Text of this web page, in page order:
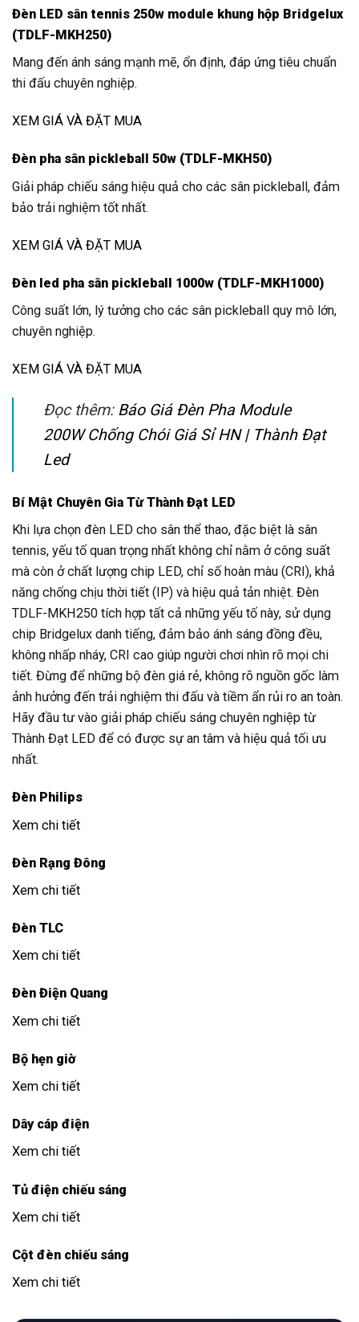
Đèn LED sân tennis 250w module khung hộp Bridgelux
(TDLF-MKH250)
Mang đến ánh sáng mạnh mẽ, ổn định, đáp ứng tiêu chuẩn
thi đấu chuyên nghiệp.
XEM GIÁ VÀ ĐẶT MUA
Đèn pha sân pickleball 50w (TDLF-MKH50)
Giải pháp chiếu sáng hiệu quả cho các sân pickleball, đảm
bảo trải nghiệm tốt nhất.
XEM GIÁ VÀ ĐẶT MUA
Đèn led pha sân pickleball 1000w (TDLF-MKH1000)
Công suất lớn, lý tưởng cho các sân pickleball quy mô lớn,
chuyên nghiệp.
XEM GIÁ VÀ ĐẶT MUA
Đọc thêm: Báo Giá Đèn Pha Module
200W Chống Chói Giá Sỉ HN | Thành Đạt
Led
Bí Mật Chuyên Gia Từ Thành Đạt LED
Khi lựa chọn đèn LED cho sân thể thao, đặc biệt là sân
tennis, yếu tố quan trọng nhất không chỉ nằm ở công suất
mà còn ở chất lượng chip LED, chỉ số hoàn màu (CRI), khả
năng chống chịu thời tiết (IP) và hiệu quả tản nhiệt. Đèn
TDLF-MKH250 tích hợp tất cả những yếu tố này, sử dụng
chip Bridgelux danh tiếng, đảm bảo ánh sáng đồng đều,
không nhấp nháy, CRI cao giúp người chơi nhìn rõ mọi chi
tiết. Đừng để những bộ đèn giá rẻ, không rõ nguồn gốc làm
ảnh hưởng đến trải nghiệm thi đấu và tiềm ẩn rủi ro an toàn.
Hãy đầu tư vào giải pháp chiếu sáng chuyên nghiệp từ
Thành Đạt LED để có được sự an tâm và hiệu quả tối ưu
nhất.
Đèn Philips
Xem chi tiết
Đèn Rạng Đông
Xem chi tiết
Đèn TLC
Xem chi tiết
Đèn Điện Quang
Xem chi tiết
Bộ hẹn giờ
Xem chi tiết
Dây cáp điện
Xem chi tiết
Tủ điện chiếu sáng
Xem chi tiết
Cột đèn chiếu sáng
Xem chi tiết